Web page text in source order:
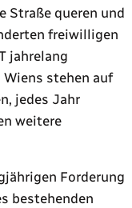
Straße queren und
freiwilligen
jahrelang
stehen auf
jedes Jahr
weitere
Forderung
bestehenden